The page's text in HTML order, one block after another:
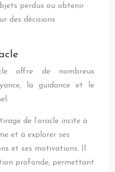
perdus ou obtenir
des décisions
offre de nombreux
la guidance et le
de l’oracle incite à
et à explorer ses
et ses motivations. Il
profonde, permettant